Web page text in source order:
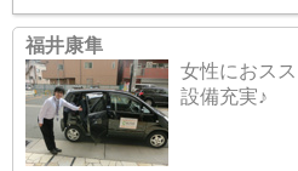
福井康隼
女性におス
設備充実♪